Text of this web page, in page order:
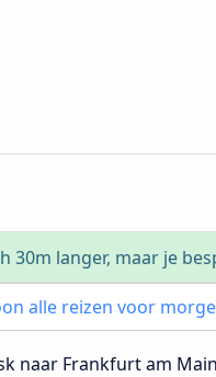
30m langer, maar je
alle reizen voor
naar Frankfurt am